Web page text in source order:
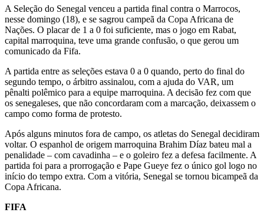
A Seleção do Senegal venceu a partida final contra o Marrocos,
nesse domingo (18), e se sagrou campeã da Copa Africana de
Nações. O placar de 1 a 0 foi suficiente, mas o jogo em Rabat,
capital marroquina, teve uma grande confusão, o que gerou um
comunicado da Fifa.
A partida entre as seleções estava 0 a 0 quando, perto do final do
segundo tempo, o árbitro assinalou, com a ajuda do VAR, um
pênalti polêmico para a equipe marroquina. A decisão fez com que
os senegaleses, que não concordaram com a marcação, deixassem o
campo como forma de protesto.
Após alguns minutos fora de campo, os atletas do Senegal decidiram
voltar. O espanhol de origem marroquina Brahim Díaz bateu mal a
penalidade – com cavadinha – e o goleiro fez a defesa facilmente. A
partida foi para a prorrogação e Pape Gueye fez o único gol logo no
início do tempo extra. Com a vitória, Senegal se tornou bicampeã da
Copa Africana.
FIFA